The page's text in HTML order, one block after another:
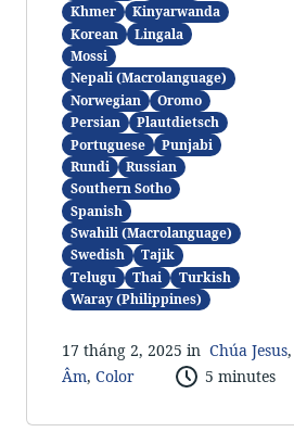
Khmer
Kinyarwanda
Korean
Lingala
Mossi
Nepali (Macrolanguage)
Norwegian
Oromo
Persian
Plautdietsch
Portuguese
Punjabi
Rundi
Russian
Southern Sotho
Spanish
Swahili (Macrolanguage)
Swedish
Tajik
Telugu
Thai
Turkish
Waray (Philippines)
17 tháng 2, 2025 in Chúa Jesus,
Âm, Color 5 minutes